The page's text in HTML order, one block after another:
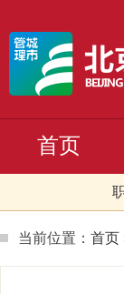
首页
当前位置： 首页